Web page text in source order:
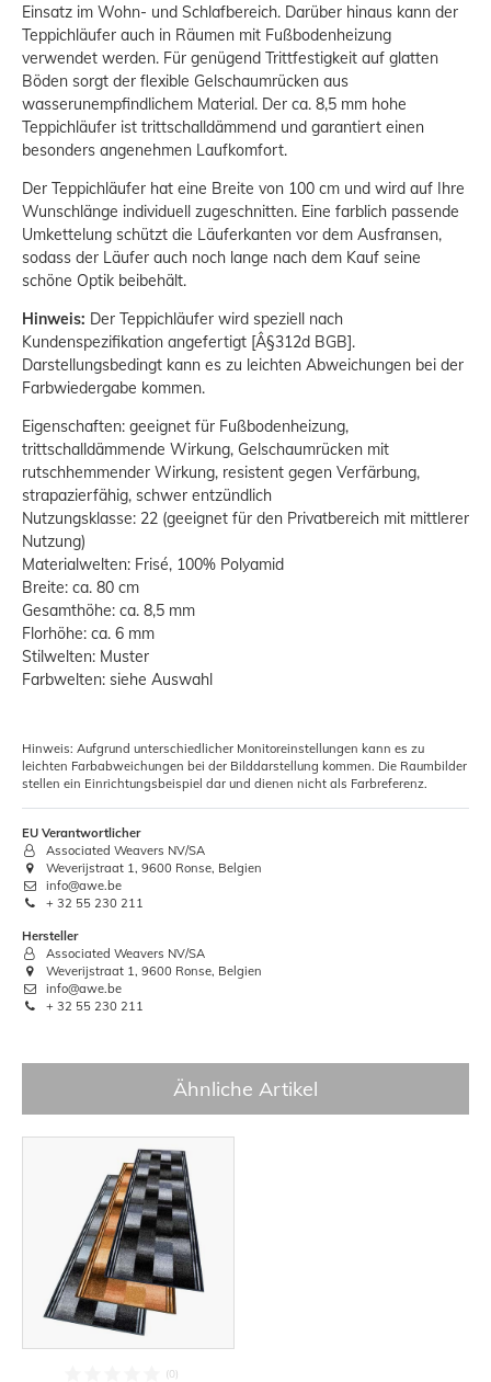
Einsatz im Wohn- und Schlafbereich. Darüber hinaus kann der
Teppichläufer auch in Räumen mit Fußbodenheizung
verwendet werden. Für genügend Trittfestigkeit auf glatten
Böden sorgt der flexible Gelschaumrücken aus
wasserunempfindlichem Material. Der ca. 8,5 mm hohe
Teppichläufer ist trittschalldämmend und garantiert einen
besonders angenehmen Laufkomfort.
Der Teppichläufer hat eine Breite von 100 cm und wird auf Ihre
Wunschlänge individuell zugeschnitten. Eine farblich passende
Umkettelung schützt die Läuferkanten vor dem Ausfransen,
sodass der Läufer auch noch lange nach dem Kauf seine
schöne Optik beibehält.
Hinweis: Der Teppichläufer wird speziell nach
Kundenspezifikation angefertigt [Â§312d BGB].
Darstellungsbedingt kann es zu leichten Abweichungen bei der
Farbwiedergabe kommen.
Eigenschaften: geeignet für Fußbodenheizung,
trittschalldämmende Wirkung, Gelschaumrücken mit
rutschhemmender Wirkung, resistent gegen Verfärbung,
strapazierfähig, schwer entzündlich
Nutzungsklasse: 22 (geeignet für den Privatbereich mit mittlerer
Nutzung)
Materialwelten: Frisé, 100% Polyamid
Breite: ca. 80 cm
Gesamthöhe: ca. 8,5 mm
Florhöhe: ca. 6 mm
Stilwelten: Muster
Farbwelten: siehe Auswahl
Hinweis: Aufgrund unterschiedlicher Monitoreinstellungen kann es zu
leichten Farbabweichungen bei der Bilddarstellung kommen. Die Raumbilder
stellen ein Einrichtungsbeispiel dar und dienen nicht als Farbreferenz.
EU Verantwortlicher
Associated Weavers NV/SA
Weverijstraat 1, 9600 Ronse, Belgien
info@awe.be
+ 32 55 230 211
Hersteller
Associated Weavers NV/SA
Weverijstraat 1, 9600 Ronse, Belgien
info@awe.be
+ 32 55 230 211
Ähnliche Artikel